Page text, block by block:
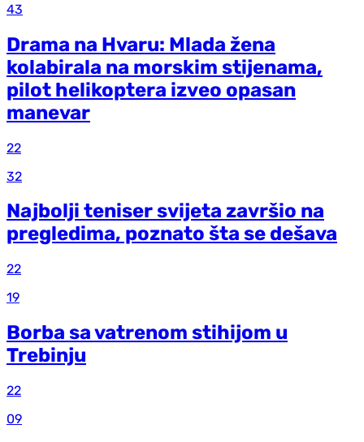
43
Drama na Hvaru: Mlada žena
kolabirala na morskim stijenama,
pilot helikoptera izveo opasan
manevar
22
32
Najbolji teniser svijeta završio na
pregledima, poznato šta se dešava
22
19
Borba sa vatrenom stihijom u
Trebinju
22
09